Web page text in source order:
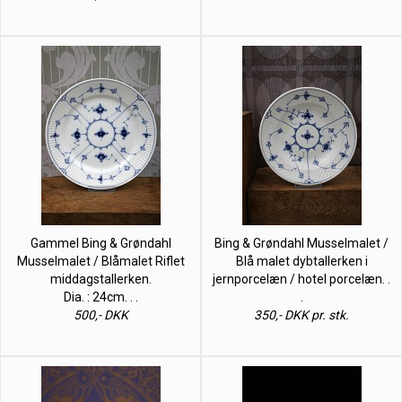
Gammel Bing & Grøndahl
Musselmalet / Blåmalet Riflet
middagstallerken.
Dia. : 24cm. . .
500,- DKK
Bing & Grøndahl Musselmalet /
Blå malet dybtallerken i
jernporcelæn / hotel porcelæn. .
350,- DKK pr. stk.